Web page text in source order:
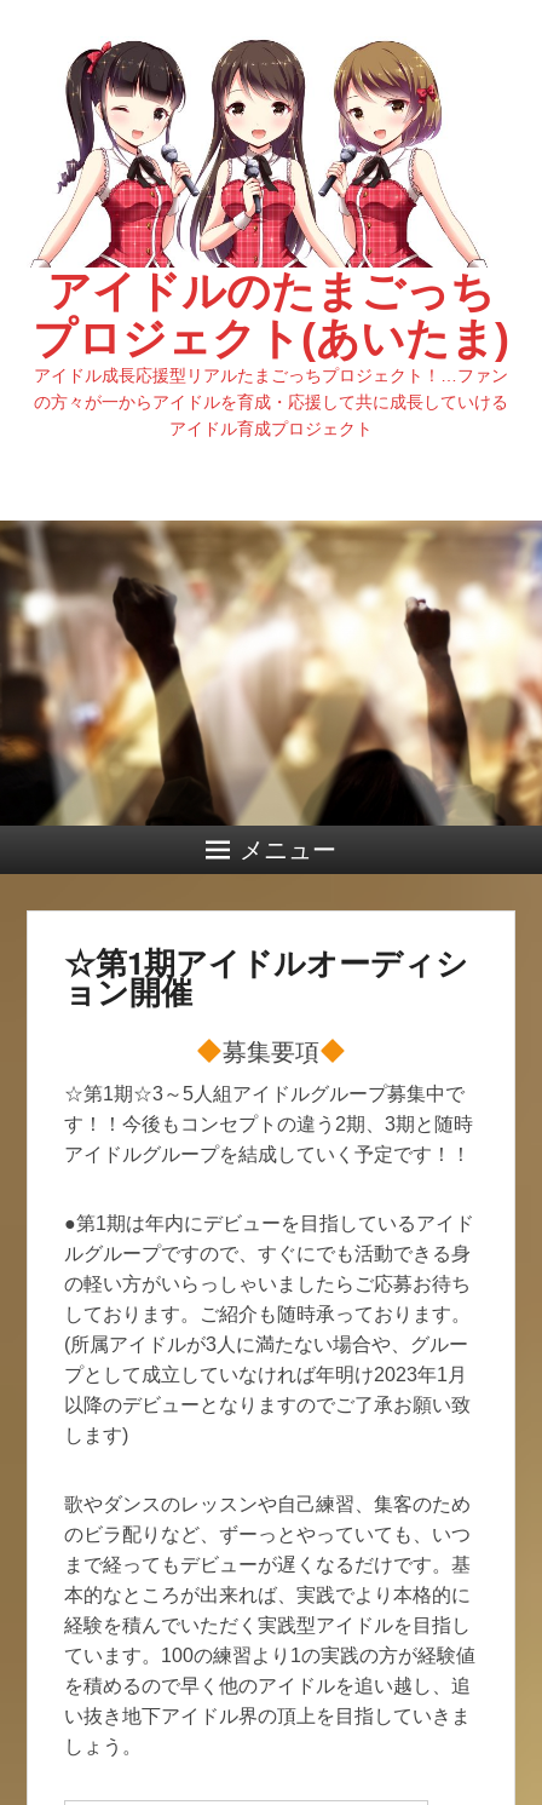
アイドルのたまごっち
プロジェクト(あいたま)
アイドル成長応援型リアルたまごっちプロジェクト！…ファン
の方々が一からアイドルを育成・応援して共に成長していける
アイドル育成プロジェクト
メニュー
☆第1期アイドルオーディシ
ョン開催
募集要項
☆第1期☆3～5人組アイドルグループ募集中で
す！！今後もコンセプトの違う2期、3期と随時
アイドルグループを結成していく予定です！！
●第1期は年内にデビューを目指しているアイド
ルグループですので、すぐにでも活動できる身
の軽い方がいらっしゃいましたらご応募お待ち
しております。ご紹介も随時承っております。
(所属アイドルが3人に満たない場合や、グルー
プとして成立していなければ年明け2023年1月
以降のデビューとなりますのでご了承お願い致
します)
歌やダンスのレッスンや自己練習、集客のため
のビラ配りなど、ずーっとやっていても、いつ
まで経ってもデビューが遅くなるだけです。基
本的なところが出来れば、実践でより本格的に
経験を積んでいただく実践型アイドルを目指し
ています。100の練習より1の実践の方が経験値
を積めるので早く他のアイドルを追い越し、追
い抜き地下アイドル界の頂上を目指していきま
しょう。